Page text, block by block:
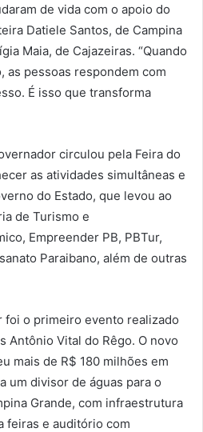
de vida com o apoio do
Datiele Santos, de Campina
Maia, de Cajazeiras. “Quando
as pessoas respondem com
É isso que transforma
circulou pela Feira do
as atividades simultâneas e
do Estado, que levou ao
de Turismo e
Empreender PB, PBTur,
Paraibano, além de outras
foi o primeiro evento realizado
Antônio Vital do Rêgo. O novo
mais de R$ 180 milhões em
um divisor de águas para o
Grande, com infraestrutura
feiras e auditório com